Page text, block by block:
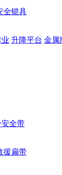
全锁具
升降平台 金属
全带
援扁带